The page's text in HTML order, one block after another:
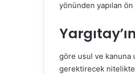
yönünden yapılan
göre usul ve kanuna
gerektirecek